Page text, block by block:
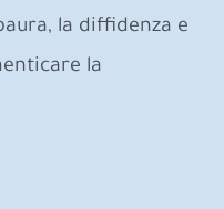
la diffidenza e
la